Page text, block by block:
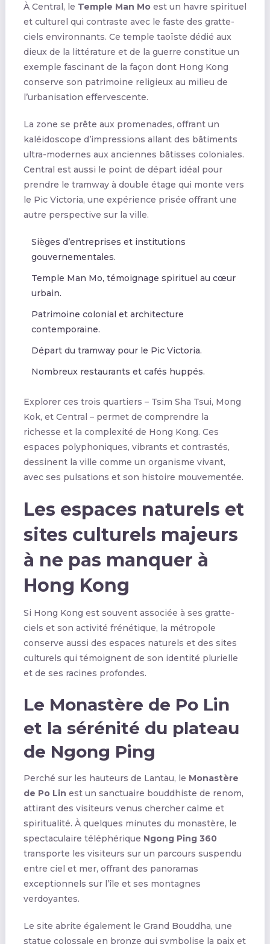
À Central, le Temple Man Moest un havre spirituel
et culturel qui contraste avec le faste des gratte-
ciels environnants. Ce temple taoïste dédié aux
dieux de la littérature et de la guerre constitue un
exemple fascinant de la façon dont Hong Kong
conserve son patrimoine religieux au milieu de
l’urbanisation effervescente.
La zone se prête aux promenades, offrant un
kaléidoscope d’impressions allant des bâtiments
ultra-modernes aux anciennes bâtisses coloniales.
Central est aussi le point de départ idéal pour
prendre le tramway à double étage qui monte vers
le Pic Victoria, une expérience prisée offrant une
autre perspective sur la ville.
Sièges d’entreprises et institutions
gouvernementales.
Temple Man Mo, témoignage spirituel au cœur
urbain.
Patrimoine colonial et architecture
contemporaine.
Départ du tramway pour le Pic Victoria.
Nombreux restaurants et cafés huppés.
Explorer ces trois quartiers – Tsim Sha Tsui, Mong
Kok, et Central – permet de comprendre la
richesse et la complexité de Hong Kong. Ces
espaces polyphoniques, vibrants et contrastés,
dessinent la ville comme un organisme vivant,
avec ses pulsations et son histoire mouvementée.
Les espaces naturels et
sites culturels majeurs
à ne pas manquer à
Hong Kong
Si Hong Kong est souvent associée à ses gratte-
ciels et son activité frénétique, la métropole
conserve aussi des espaces naturels et des sites
culturels qui témoignent de son identité plurielle
et de ses racines profondes.
Le Monastère de Po Lin
et la sérénité du plateau
de Ngong Ping
Perché sur les hauteurs de Lantau, le Monastère
de Po Lin est un sanctuaire bouddhiste de renom,
attirant des visiteurs venus chercher calme et
spiritualité. À quelques minutes du monastère, le
spectaculaire téléphérique Ngong Ping 360
transporte les visiteurs sur un parcours suspendu
entre ciel et mer, offrant des panoramas
exceptionnels sur l’île et ses montagnes
verdoyantes.
Le site abrite également le Grand Bouddha, une
statue colossale en bronze qui symbolise la paix et